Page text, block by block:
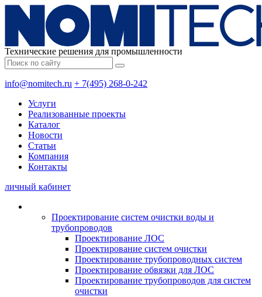
Технические решения для промышленности
info@nomitech.ru + 7(495) 268-0-242
Услуги
Реализованные проекты
Каталог
Новости
Статьи
Компания
Контакты
личный кабинет
Проектирование систем очистки воды и
трубопроводов
Проектирование ЛОС
Проектирование систем очистки
Проектирование трубопроводных систем
Проектирование обвязки для ЛОС
Проектирование трубопроводов для систем
очистки